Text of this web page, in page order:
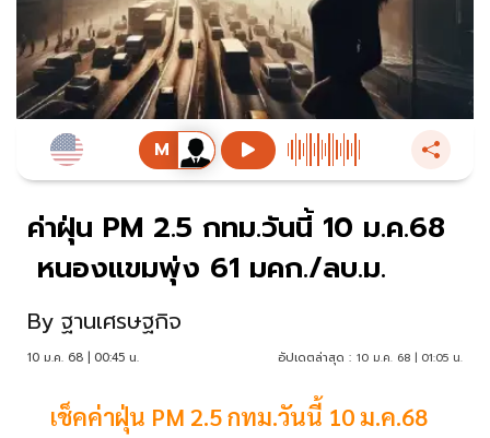
ค่าฝุ่น PM 2.5 กทม.วันนี้ 10 ม.ค.68
หนองแขมพุ่ง 61 มคก./ลบ.ม.
By ฐานเศรษฐกิจ
10 ม.ค. 68 | 00:45 น. อัปเดตล่าสุด : 10 ม.ค. 68 | 01:05 น.
เช็คค่าฝุ่น PM 2.5 กทม.วันนี้ 10 ม.ค.68